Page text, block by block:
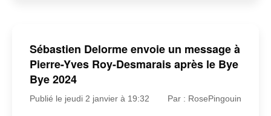
Sébastien Delorme envoie un message à
Pierre-Yves Roy-Desmarais après le Bye
Bye 2024
Publié le jeudi 2 janvier à 19:32 Par : RosePingouin